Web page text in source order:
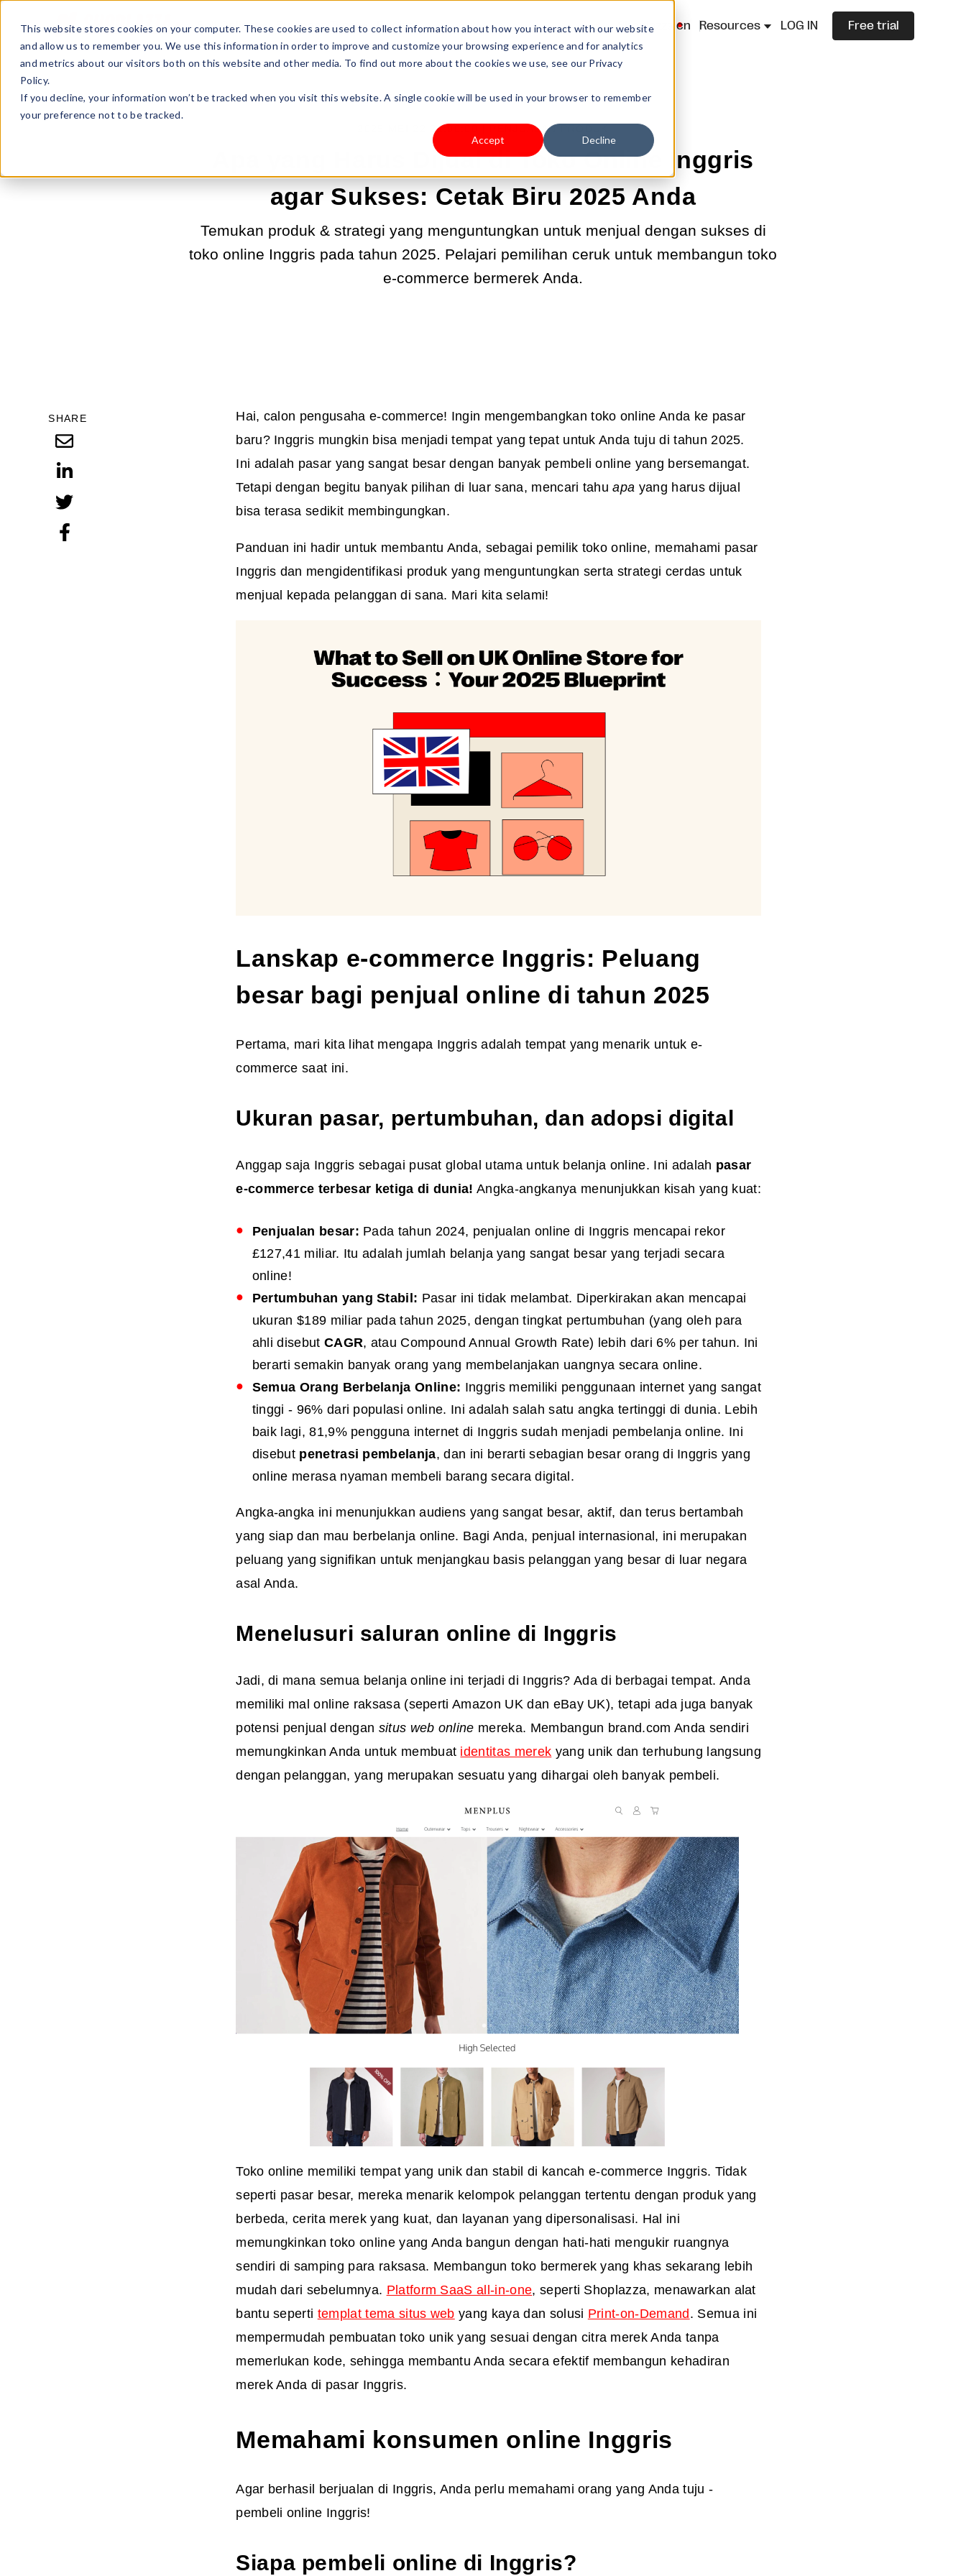
This website stores cookies on your computer. These cookies are used to collect information about how you interact with our website
and allow us to remember you. We use this information in order to improve and customize your browsing experience and for analytics
and metrics about our visitors both on this website and other media. To find out more about the cookies we use, see our Privacy
Policy.
If you decline, your information won’t be tracked when you visit this website. A single cookie will be used in your browser to remember
your preference not to be tracked.
Accept Decline
Sell Online Business Type Pricing Shoplazza.cn Resources LOG IN Free trial
2025 MEI 22 21:00:00 | PENJUALAN PRODUK
Apa yang Harus Dijual di Toko Online Inggris
agar Sukses: Cetak Biru 2025 Anda
Temukan produk & strategi yang menguntungkan untuk menjual dengan sukses di
toko online Inggris pada tahun 2025. Pelajari pemilihan ceruk untuk membangun toko
e-commerce bermerek Anda.
SHARE
Hai, calon pengusaha e-commerce! Ingin mengembangkan toko online Anda ke pasar
baru? Inggris mungkin bisa menjadi tempat yang tepat untuk Anda tuju di tahun 2025.
Ini adalah pasar yang sangat besar dengan banyak pembeli online yang bersemangat.
Tetapi dengan begitu banyak pilihan di luar sana, mencari tahuapa yang harus dijual
bisa terasa sedikit membingungkan.
Panduan ini hadir untuk membantu Anda, sebagai pemilik toko online, memahami pasar
Inggris dan mengidentifikasi produk yang menguntungkan serta strategi cerdas untuk
menjual kepada pelanggan di sana. Mari kita selami!
Lanskap e-commerce Inggris: Peluang
besar bagi penjual online di tahun 2025
Pertama, mari kita lihat mengapa Inggris adalah tempat yang menarik untuk e-
commerce saat ini.
Ukuran pasar, pertumbuhan, dan adopsi digital
Anggap saja Inggris sebagai pusat global utama untuk belanja online. Ini adalah pasar
e-commerce terbesar ketiga di dunia! Angka-angkanya menunjukkan kisah yang kuat:
Penjualan besar: Pada tahun 2024, penjualan online di Inggris mencapai rekor
£127,41 miliar. Itu adalah jumlah belanja yang sangat besar yang terjadi secara
online!
Pertumbuhan yang Stabil: Pasar ini tidak melambat. Diperkirakan akan mencapai
ukuran $189 miliar pada tahun 2025, dengan tingkat pertumbuhan (yang oleh para
ahli disebut CAGR, atau Compound Annual Growth Rate) lebih dari 6% per tahun. Ini
berarti semakin banyak orang yang membelanjakan uangnya secara online.
Semua Orang Berbelanja Online: Inggris memiliki penggunaan internet yang sangat
tinggi - 96% dari populasi online. Ini adalah salah satu angka tertinggi di dunia. Lebih
baik lagi, 81,9% pengguna internet di Inggris sudah menjadi pembelanja online. Ini
disebut penetrasi pembelanja, dan ini berarti sebagian besar orang di Inggris yang
online merasa nyaman membeli barang secara digital.
Angka-angka ini menunjukkan audiens yang sangat besar, aktif, dan terus bertambah
yang siap dan mau berbelanja online. Bagi Anda, penjual internasional, ini merupakan
peluang yang signifikan untuk menjangkau basis pelanggan yang besar di luar negara
asal Anda.
Menelusuri saluran online di Inggris
Jadi, di mana semua belanja online ini terjadi di Inggris? Ada di berbagai tempat. Anda
memiliki mal online raksasa (seperti Amazon UK dan eBay UK), tetapi ada juga banyak
potensi penjual dengan situs web online mereka. Membangun brand.com Anda sendiri
memungkinkan Anda untuk membuat identitas merek yang unik dan terhubung langsung
dengan pelanggan, yang merupakan sesuatu yang dihargai oleh banyak pembeli.
Toko online memiliki tempat yang unik dan stabil di kancah e-commerce Inggris. Tidak
seperti pasar besar, mereka menarik kelompok pelanggan tertentu dengan produk yang
berbeda, cerita merek yang kuat, dan layanan yang dipersonalisasi. Hal ini
memungkinkan toko online yang Anda bangun dengan hati-hati mengukir ruangnya
sendiri di samping para raksasa. Membangun toko bermerek yang khas sekarang lebih
mudah dari sebelumnya. Platform SaaS all-in-one, seperti Shoplazza, menawarkan alat
bantu seperti templat tema situs web yang kaya dan solusi Print-on-Demand . Semua ini
mempermudah pembuatan toko unik yang sesuai dengan citra merek Anda tanpa
memerlukan kode, sehingga membantu Anda secara efektif membangun kehadiran
merek Anda di pasar Inggris.
Memahami konsumen online Inggris
Agar berhasil berjualan di Inggris, Anda perlu memahami orang yang Anda tuju -
pembeli online Inggris!
Siapa pembeli online di Inggris?